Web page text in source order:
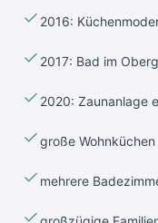
2016:
2017: Bad im
2020: Zaunanlage
große Wohnküchen
mehrere